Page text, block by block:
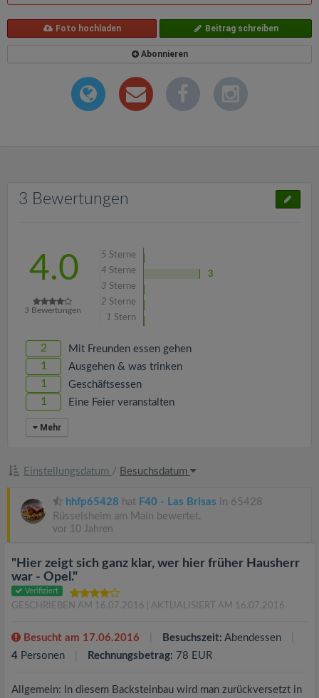
Foto hochladen Beitrag schreiben
Abonnieren
3 Bewertungen
4.0
3 Bewertungen
5 Sterne
4 Sterne
3
3 Sterne
2 Sterne
1 Stern
2 Mit Freunden essen gehen
1 Ausgehen & was trinken
1 Geschäftsessen
1 Eine Feier veranstalten
Mehr
Einstellungsdatum / Besuchsdatum
hhfp65428 hat F40 - Las Brisas in 65428
Rüsselsheim am Main bewertet.
vor 10 Jahren
"Hier zeigt sich ganz klar, wer hier früher Hausherr
war - Opel."
Verifiziert
GESCHRIEBEN AM 16.07.2016 | AKTUALISIERT AM 16.07.2016
Besucht am 17.06.2016 Besuchszeit: Abendessen
4 Personen Rechnungsbetrag: 78 EUR
Allgemein: In diesem Backsteinbau wird man zurückversetzt in